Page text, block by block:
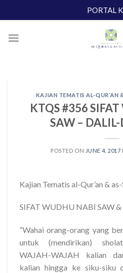
to
PORTAL
KAJIAN TEMATIS AL-QUR’AN
KTQS #356
SAW –
POSTED ON JUNE 4, 2017
Kajian Tematis al-Qur’an &
SIFAT WUDHU NABI SAW
“Wahai orang-orang yang
untuk (mendirikan)
WAJAH-WAJAH kalian
kalian hingga ke siku-siku